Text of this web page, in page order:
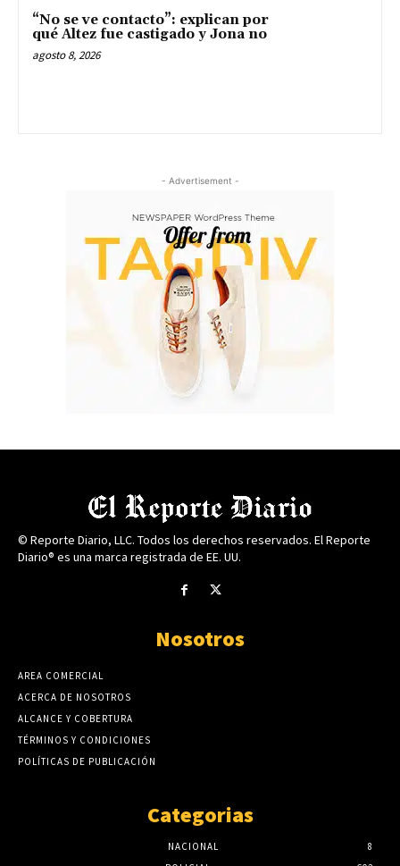
“No se ve contacto”: explican por
qué Altez fue castigado y Jona no
agosto 8, 2026
- Advertisement -
© Reporte Diario, LLC. Todos los derechos reservados. El Reporte
Diario® es una marca registrada de EE. UU.
Nosotros
AREA COMERCIAL
ACERCA DE NOSOTROS
ALCANCE Y COBERTURA
TÉRMINOS Y CONDICIONES
POLÍTICAS DE PUBLICACIÓN
Categorias
NACIONAL
8